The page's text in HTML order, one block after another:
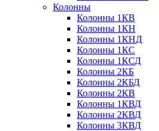
Колонны
Колонны 1КВ
Колонны 1КН
Колонны 1КНД
Колонны 1КС
Колонны 1КСД
Колонны 2КБ
Колонны 2КБД
Колонны 2КВ
Колонны 1КВД
Колонны 2КВД
Колонны 3КВД